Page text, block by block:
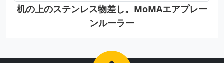
机の上のステンレス物差し。MoMAエアプレー
ンルーラー